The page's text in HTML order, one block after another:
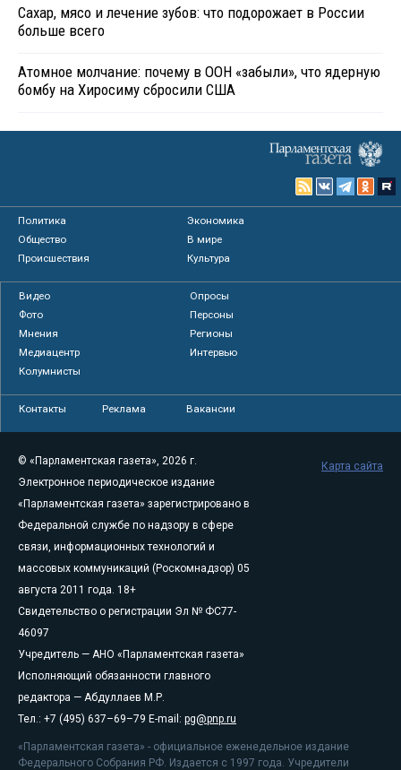
Сахар, мясо и лечение зубов: что подорожает в России
больше всего
Атомное молчание: почему в ООН «забыли», что ядерную
бомбу на Хиросиму сбросили США
Политика
Экономика
Общество
В мире
Происшествия
Культура
Видео
Опросы
Фото
Персоны
Мнения
Регионы
Медиацентр
Интервью
Колумнисты
Контакты Реклама Вакансии
© «Парламентская газета», 2026 г.
Электронное периодическое издание
«Парламентская газета» зарегистрировано в
Федеральной службе по надзору в сфере
связи, информационных технологий и
массовых коммуникаций (Роскомнадзор) 05
августа 2011 года. 18+
Свидетельство о регистрации Эл № ФС77-
46097
Учредитель — АНО «Парламентская газета»
Исполняющий обязанности главного
редактора — Абдуллаев М.Р.
Тел.: +7 (495) 637–69–79 E-mail: pg@pnp.ru
«Парламентская газета» - официальное еженедельное издание
Федерального Собрания РФ. Издается с 1997 года. Учредители
Карта сайта